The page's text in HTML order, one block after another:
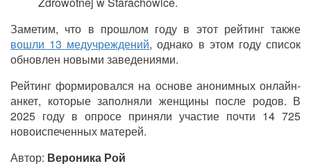
Заметим, что в прошлом году в этот рейтинг также
вошли 13 медучреждений, однако в этом году список
обновлен новыми заведениями.
Рейтинг формировался на основе анонимных онлайн-
анкет, которые заполняли женщины после родов. В
2025 году в опросе приняли участие почти 14 725
новоиспеченных матерей.
Автор: Вероника Рой